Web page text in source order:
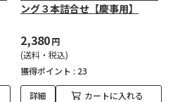
ング３本詰合せ【慶事用】
2,380円
(送料・税込)
獲得ポイント : 23
詳細 カートに入れる